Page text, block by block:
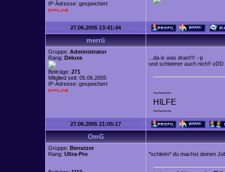
IP-Adresse: gespeichert
27.06.2005 13:41:44
merrü
Gruppe: Administrator
Rang: Deluxe
Beiträge: 271
Mitglied seit: 05.06.2005
IP-Adresse: gespeichert
...da is was dran!!!! :-p
und schleimer auch nich!! xDD
~~~~
HILFE
~~~~
27.06.2005 21:05:17
OmG
Gruppe: Benutzer
Rang: Ultra-Pro *schleim* du machst deinen